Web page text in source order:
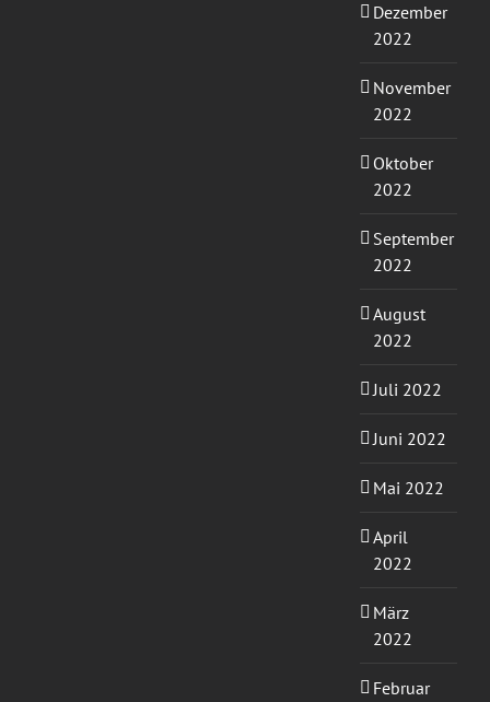
Dezember
2022
November
2022
Oktober
2022
September
2022
August
2022
Juli 2022
Juni 2022
Mai 2022
April
2022
März
2022
Februar